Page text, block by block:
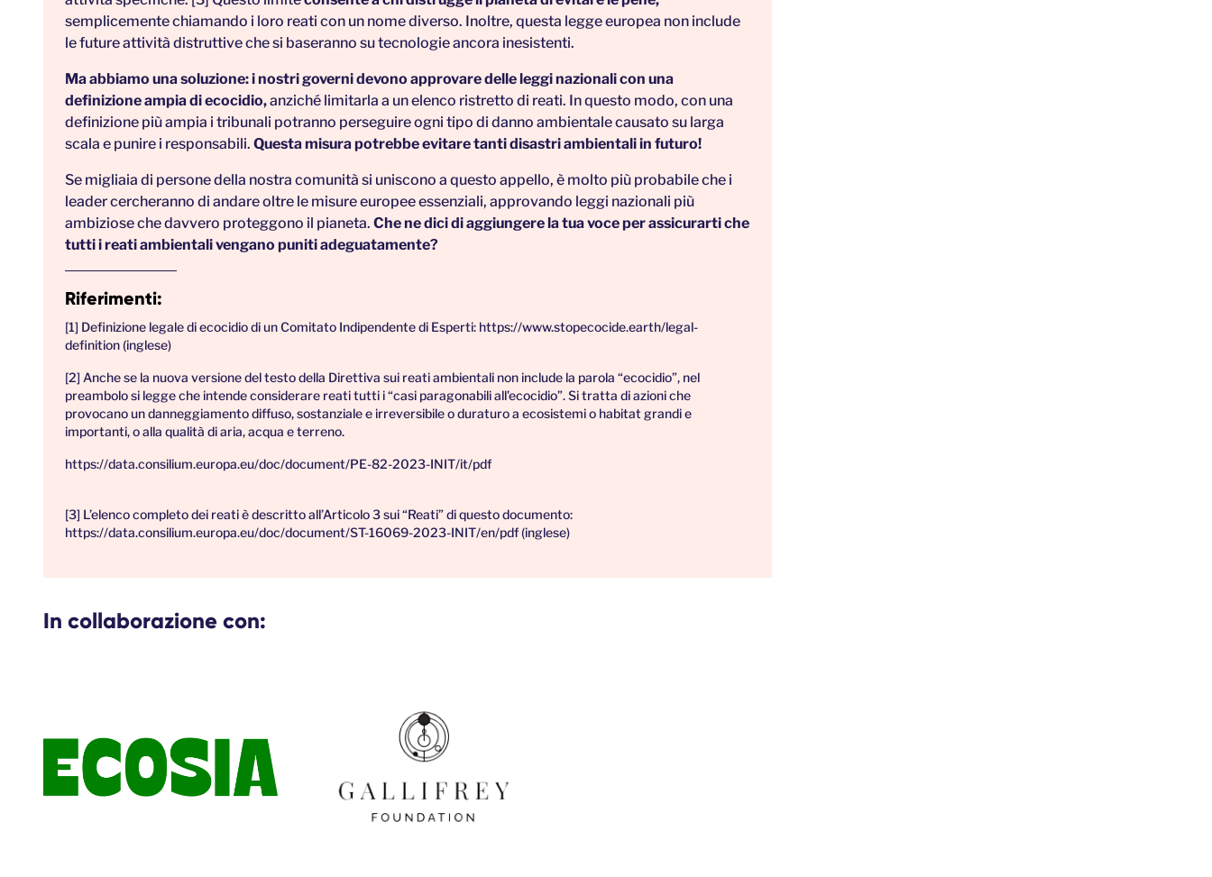
semplicemente chiamando i loro reati con un nome diverso. Inoltre, questa legge europea non include
le future attività distruttive che si baseranno su tecnologie ancora inesistenti.
Ma abbiamo una soluzione: i nostri governi devono approvare delle leggi nazionali con una
definizione ampia di ecocidio,anziché limitarla a un elenco ristretto di reati. In questo modo, con una
definizione più ampia i tribunali potranno perseguire ogni tipo di danno ambientale causato su larga
scala e punire i responsabili. Questa misura potrebbe evitare tanti disastri ambientali in futuro!
Se migliaia di persone della nostra comunità si uniscono a questo appello, è molto più probabile che i
leader cercheranno di andare oltre le misure europee essenziali, approvando leggi nazionali più
ambiziose che davvero proteggono il pianeta. Che ne dici di aggiungere la tua voce per assicurarti che
tutti i reati ambientali vengano puniti adeguatamente?
Riferimenti:
[1] Definizione legale di ecocidio di un Comitato Indipendente di Esperti: https://www.stopecocide.earth/legal-
definition (inglese)
[2] Anche se la nuova versione del testo della Direttiva sui reati ambientali non include la parola “ecocidio”, nel
preambolo si legge che intende considerare reati tutti i “casi paragonabili all’ecocidio”. Si tratta di azioni che
provocano un danneggiamento diffuso, sostanziale e irreversibile o duraturo a ecosistemi o habitat grandi e
importanti, o alla qualità di aria, acqua e terreno.
https://data.consilium.europa.eu/doc/document/PE-82-2023-INIT/it/pdf
[3] L’elenco completo dei reati è descritto all’Articolo 3 sui “Reati” di questo documento:
https://data.consilium.europa.eu/doc/document/ST-16069-2023-INIT/en/pdf (inglese)
In collaborazione con: